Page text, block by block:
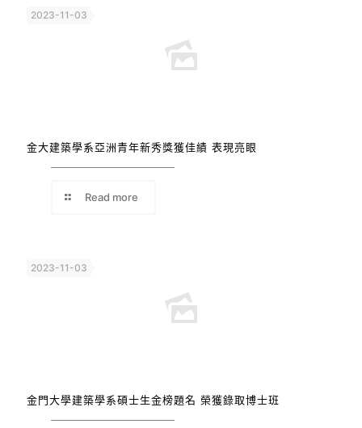
2023-11-03
金大建築學系亞洲青年新秀獎獲佳績 表現亮眼
Read more
2023-11-03
金門大學建築學系碩士生金榜題名 榮獲錄取博士班